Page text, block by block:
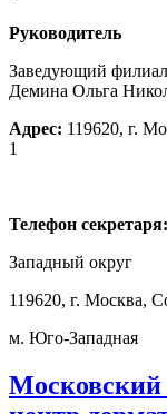
Руководитель
Заведующий
Демина Ольга
Адрес: 119620, г.
1
Телефон секретаря:
Западный округ
119620, г. Москва,
м. Юго-Западная
Московский